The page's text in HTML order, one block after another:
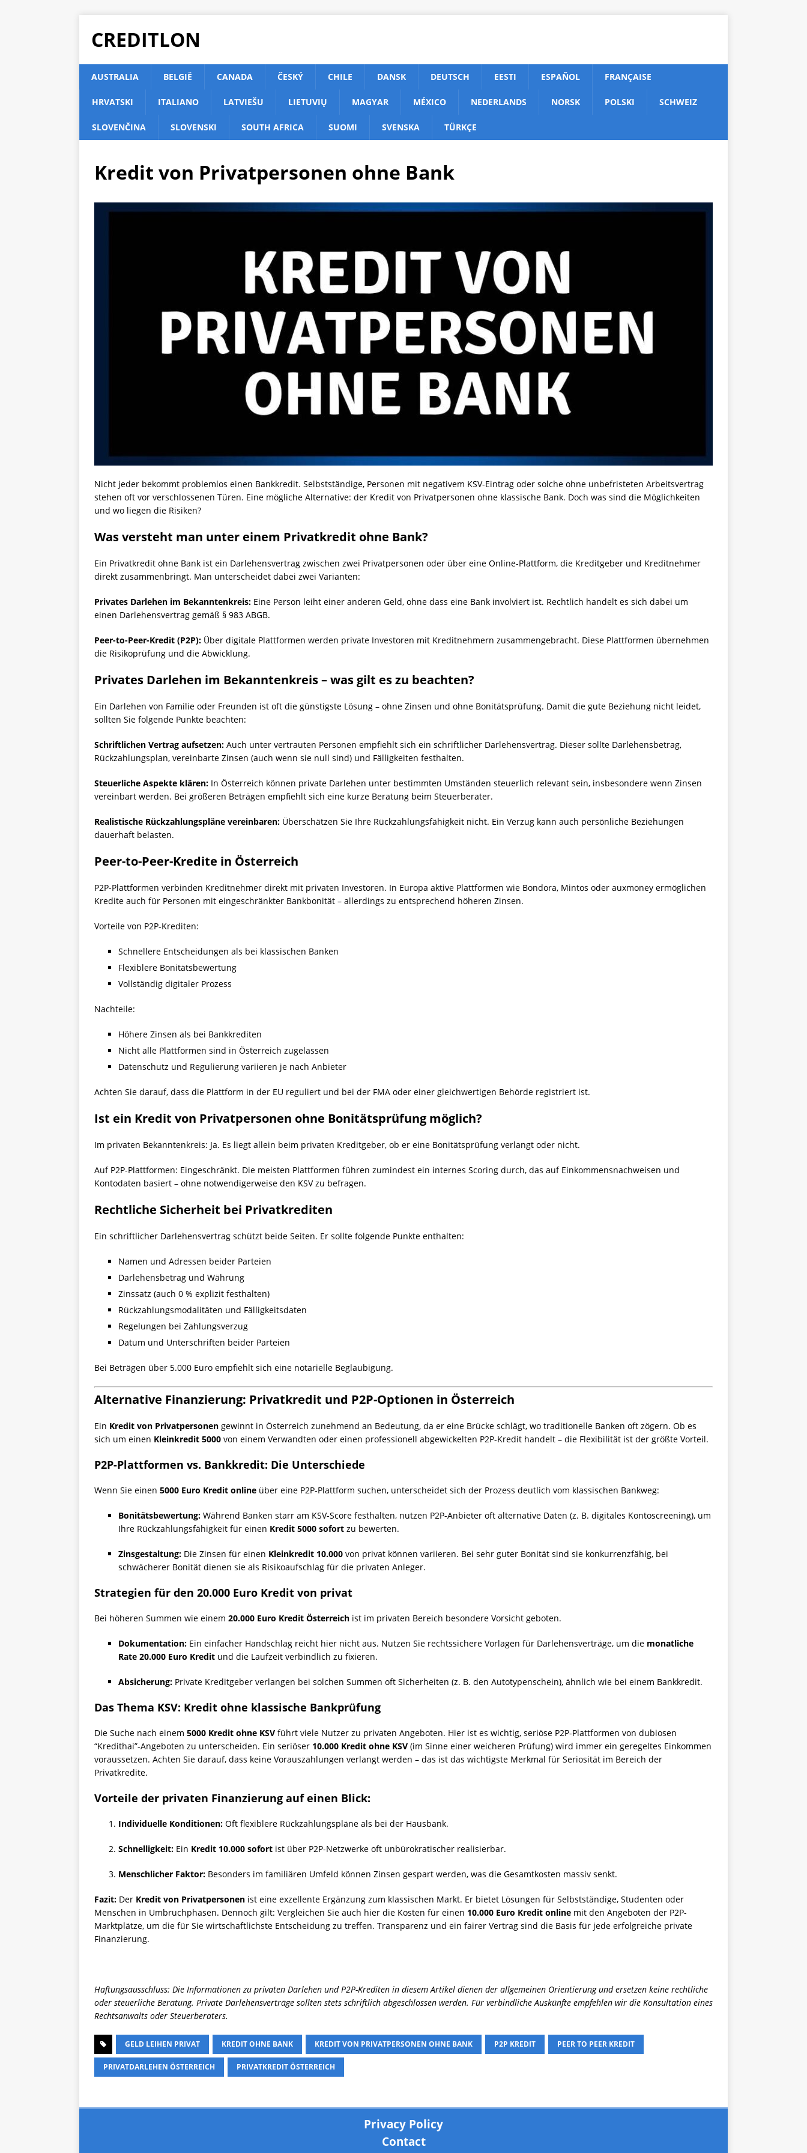
CREDITLON
AUSTRALIA BELGIË CANADA ČESKÝ CHILE DANSK DEUTSCH EESTI ESPAÑOL FRANÇAISE
HRVATSKI ITALIANO LATVIEŠU LIETUVIŲ MAGYAR MÉXICO NEDERLANDS NORSK POLSKI SCHWEIZ
SLOVENČINA SLOVENSKI SOUTH AFRICA SUOMI SVENSKA TÜRKÇE
Kredit von Privatpersonen ohne Bank
Nicht jeder bekommt problemlos einen Bankkredit. Selbstständige, Personen mit negativem KSV-Eintrag oder solche ohne unbefristeten Arbeitsvertrag
stehen oft vor verschlossenen Türen. Eine mögliche Alternative: der Kredit von Privatpersonen ohne klassische Bank. Doch was sind die Möglichkeiten
und wo liegen die Risiken?
Was versteht man unter einem Privatkredit ohne Bank?
Ein Privatkredit ohne Bank ist ein Darlehensvertrag zwischen zwei Privatpersonen oder über eine Online-Plattform, die Kreditgeber und Kreditnehmer
direkt zusammenbringt. Man unterscheidet dabei zwei Varianten:
Privates Darlehen im Bekanntenkreis: Eine Person leiht einer anderen Geld, ohne dass eine Bank involviert ist. Rechtlich handelt es sich dabei um
einen Darlehensvertrag gemäß § 983 ABGB.
Peer-to-Peer-Kredit (P2P): Über digitale Plattformen werden private Investoren mit Kreditnehmern zusammengebracht. Diese Plattformen übernehmen
die Risikoprüfung und die Abwicklung.
Privates Darlehen im Bekanntenkreis – was gilt es zu beachten?
Ein Darlehen von Familie oder Freunden ist oft die günstigste Lösung – ohne Zinsen und ohne Bonitätsprüfung. Damit die gute Beziehung nicht leidet,
sollten Sie folgende Punkte beachten:
Schriftlichen Vertrag aufsetzen: Auch unter vertrauten Personen empfiehlt sich ein schriftlicher Darlehensvertrag. Dieser sollte Darlehensbetrag,
Rückzahlungsplan, vereinbarte Zinsen (auch wenn sie null sind) und Fälligkeiten festhalten.
Steuerliche Aspekte klären: In Österreich können private Darlehen unter bestimmten Umständen steuerlich relevant sein, insbesondere wenn Zinsen
vereinbart werden. Bei größeren Beträgen empfiehlt sich eine kurze Beratung beim Steuerberater.
Realistische Rückzahlungspläne vereinbaren: Überschätzen Sie Ihre Rückzahlungsfähigkeit nicht. Ein Verzug kann auch persönliche Beziehungen
dauerhaft belasten.
Peer-to-Peer-Kredite in Österreich
P2P-Plattformen verbinden Kreditnehmer direkt mit privaten Investoren. In Europa aktive Plattformen wie Bondora, Mintos oder auxmoney ermöglichen
Kredite auch für Personen mit eingeschränkter Bankbonität – allerdings zu entsprechend höheren Zinsen.
Vorteile von P2P-Krediten:
Schnellere Entscheidungen als bei klassischen Banken
Flexiblere Bonitätsbewertung
Vollständig digitaler Prozess
Nachteile:
Höhere Zinsen als bei Bankkrediten
Nicht alle Plattformen sind in Österreich zugelassen
Datenschutz und Regulierung variieren je nach Anbieter
Achten Sie darauf, dass die Plattform in der EU reguliert und bei der FMA oder einer gleichwertigen Behörde registriert ist.
Ist ein Kredit von Privatpersonen ohne Bonitätsprüfung möglich?
Im privaten Bekanntenkreis: Ja. Es liegt allein beim privaten Kreditgeber, ob er eine Bonitätsprüfung verlangt oder nicht.
Auf P2P-Plattformen: Eingeschränkt. Die meisten Plattformen führen zumindest ein internes Scoring durch, das auf Einkommensnachweisen und
Kontodaten basiert – ohne notwendigerweise den KSV zu befragen.
Rechtliche Sicherheit bei Privatkrediten
Ein schriftlicher Darlehensvertrag schützt beide Seiten. Er sollte folgende Punkte enthalten:
Namen und Adressen beider Parteien
Darlehensbetrag und Währung
Zinssatz (auch 0 % explizit festhalten)
Rückzahlungsmodalitäten und Fälligkeitsdaten
Regelungen bei Zahlungsverzug
Datum und Unterschriften beider Parteien
Bei Beträgen über 5.000 Euro empfiehlt sich eine notarielle Beglaubigung.
Alternative Finanzierung: Privatkredit und P2P-Optionen in Österreich
Ein Kredit von Privatpersonen gewinnt in Österreich zunehmend an Bedeutung, da er eine Brücke schlägt, wo traditionelle Banken oft zögern. Ob es
sich um einen Kleinkredit 5000 von einem Verwandten oder einen professionell abgewickelten P2P-Kredit handelt – die Flexibilität ist der größte Vorteil.
P2P-Plattformen vs. Bankkredit: Die Unterschiede
Wenn Sie einen 5000 Euro Kredit online über eine P2P-Plattform suchen, unterscheidet sich der Prozess deutlich vom klassischen Bankweg:
Bonitätsbewertung: Während Banken starr am KSV-Score festhalten, nutzen P2P-Anbieter oft alternative Daten (z. B. digitales Kontoscreening), um
Ihre Rückzahlungsfähigkeit für einen Kredit 5000 sofort zu bewerten.
Zinsgestaltung: Die Zinsen für einen Kleinkredit 10.000 von privat können variieren. Bei sehr guter Bonität sind sie konkurrenzfähig, bei
schwächerer Bonität dienen sie als Risikoaufschlag für die privaten Anleger.
Strategien für den 20.000 Euro Kredit von privat
Bei höheren Summen wie einem 20.000 Euro Kredit Österreich ist im privaten Bereich besondere Vorsicht geboten.
Dokumentation: Ein einfacher Handschlag reicht hier nicht aus. Nutzen Sie rechtssichere Vorlagen für Darlehensverträge, um die monatliche
Rate 20.000 Euro Kredit und die Laufzeit verbindlich zu fixieren.
Absicherung: Private Kreditgeber verlangen bei solchen Summen oft Sicherheiten (z. B. den Autotypenschein), ähnlich wie bei einem Bankkredit.
Das Thema KSV: Kredit ohne klassische Bankprüfung
Die Suche nach einem 5000 Kredit ohne KSV führt viele Nutzer zu privaten Angeboten. Hier ist es wichtig, seriöse P2P-Plattformen von dubiosen
“Kredithai”-Angeboten zu unterscheiden. Ein seriöser 10.000 Kredit ohne KSV (im Sinne einer weicheren Prüfung) wird immer ein geregeltes Einkommen
voraussetzen. Achten Sie darauf, dass keine Vorauszahlungen verlangt werden – das ist das wichtigste Merkmal für Seriosität im Bereich der
Privatkredite.
Vorteile der privaten Finanzierung auf einen Blick:
Individuelle Konditionen: Oft flexiblere Rückzahlungspläne als bei der Hausbank.
Schnelligkeit: Ein Kredit 10.000 sofort ist über P2P-Netzwerke oft unbürokratischer realisierbar.
Menschlicher Faktor: Besonders im familiären Umfeld können Zinsen gespart werden, was die Gesamtkosten massiv senkt.
Fazit: Der Kredit von Privatpersonen ist eine exzellente Ergänzung zum klassischen Markt. Er bietet Lösungen für Selbstständige, Studenten oder
Menschen in Umbruchphasen. Dennoch gilt: Vergleichen Sie auch hier die Kosten für einen 10.000 Euro Kredit online mit den Angeboten der P2P-
Marktplätze, um die für Sie wirtschaftlichste Entscheidung zu treffen. Transparenz und ein fairer Vertrag sind die Basis für jede erfolgreiche private
Finanzierung.
Haftungsausschluss: Die Informationen zu privaten Darlehen und P2P-Krediten in diesem Artikel dienen der allgemeinen Orientierung und ersetzen keine rechtliche
oder steuerliche Beratung. Private Darlehensverträge sollten stets schriftlich abgeschlossen werden. Für verbindliche Auskünfte empfehlen wir die Konsultation eines
Rechtsanwalts oder Steuerberaters.
GELD LEIHEN PRIVAT KREDIT OHNE BANK KREDIT VON PRIVATPERSONEN OHNE BANK P2P KREDIT PEER TO PEER KREDIT
PRIVATDARLEHEN ÖSTERREICH PRIVATKREDIT ÖSTERREICH
Privacy Policy
Contact